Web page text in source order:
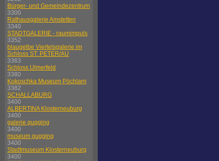
Bürger- und Gemeindezentrum
3300
Rathausgalerie Amstetten
3340
STADTGALERIE - raumimpuls
3352
blaugelbe Viertelsgalerie im
Schloss ST. PETER/AU
3363
Schloss Ulmerfeld
3380
Kokoschka Museum Pöchlarn
3382
SCHALLABURG
3400
ALBERTINA Klosterneuburg
3400
galerie gugging
3400
museum gugging
3400
Stadtmuseum Klosterneuburg
3400